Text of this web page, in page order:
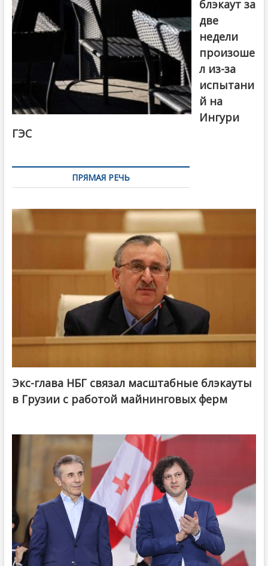
блэкаут за
две
недели
произоше
л из-за
испытани
й на
Ингури
ГЭС
ПРЯМАЯ РЕЧЬ
Экс-глава НБГ связал масштабные блэкауты
в Грузии с работой майнинговых ферм